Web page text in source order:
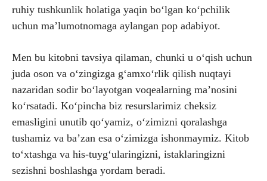
ruhiy tushkunlik holatiga yaqin bo‘lgan ko‘pchilik
uchun ma’lumotnomaga aylangan pop adabiyot.
Men bu kitobni tavsiya qilaman, chunki u o‘qish uchun
juda oson va o‘zingizga g‘amxo‘rlik qilish nuqtayi
nazaridan sodir bo‘layotgan voqealarning ma’nosini
ko‘rsatadi. Ko‘pincha biz resurslarimiz cheksiz
emasligini unutib qo‘yamiz, o‘zimizni qoralashga
tushamiz va ba’zan esa o‘zimizga ishonmaymiz. Kitob
to‘xtashga va his-tuyg‘ularingizni, istaklaringizni
sezishni boshlashga yordam beradi.